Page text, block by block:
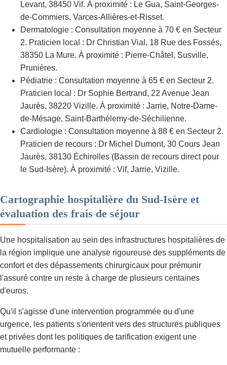
Levant, 38450 Vif. À proximité : Le Gua, Saint-Georges-
de-Commiers, Varces-Allières-et-Risset.
Dermatologie : Consultation moyenne à 70 € en Secteur
2. Praticien local : Dr Christian Vial, 18 Rue des Fossés,
38350 La Mure. À proximité : Pierre-Châtel, Susville,
Prunières.
Pédiatrie : Consultation moyenne à 65 € en Secteur 2.
Praticien local : Dr Sophie Bertrand, 22 Avenue Jean
Jaurès, 38220 Vizille. À proximité : Jarrie, Notre-Dame-
de-Mésage, Saint-Barthélemy-de-Séchilienne.
Cardiologie : Consultation moyenne à 88 € en Secteur 2.
Praticien de recours : Dr Michel Dumont, 30 Cours Jean
Jaurès, 38130 Échirolles (Bassin de recours direct pour
le Sud-Isère). À proximité : Vif, Jarrie, Vizille.
Cartographie hospitalière du Sud-Isère et
évaluation des frais de séjour
Une hospitalisation au sein des infrastructures hospitalières de
la région implique une analyse rigoureuse des suppléments de
confort et des dépassements chirurgicaux pour prémunir
l'assuré contre un reste à charge de plusieurs centaines
d'euros.
Qu'il s'agisse d'une intervention programmée ou d'une
urgence, les patients s'orientent vers des structures publiques
et privées dont les politiques de tarification exigent une
mutuelle performante :